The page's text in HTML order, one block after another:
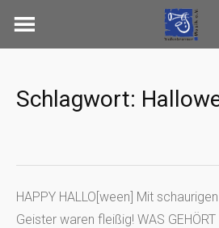
Schlagwort:
HAPPY HALLO[ween] Mit
Geister waren fleißig! WAS GEHÖRT